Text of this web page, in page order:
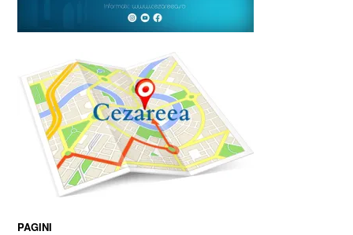
PAGINI